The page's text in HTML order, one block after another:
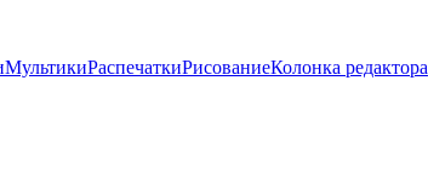
МультикиРаспечаткиРисованиеКолонка редактора